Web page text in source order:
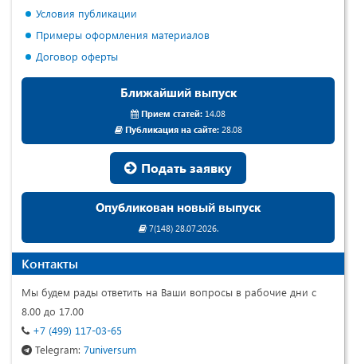
Условия публикации
Примеры оформления материалов
Договор оферты
Ближайший выпуск
Прием статей: 14.08
Публикация на сайте:28.08
Подать заявку
Опубликован новый выпуск
7(148) 28.07.2026.
Контакты
Мы будем рады ответить на Ваши вопросы в рабочие дни с
8.00 до 17.00
+7 (499) 117-03-65
Telegram: 7universum